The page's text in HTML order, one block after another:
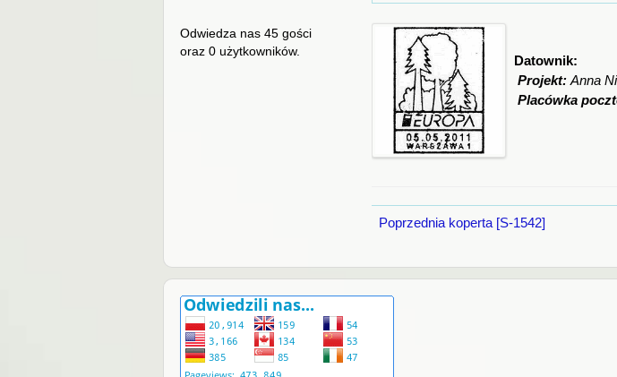
Odwiedza nas 45 gości
oraz 0 użytkowników.
Datownik:
Projekt: Anna
Placówka
Poprzednia koperta [S-1542]